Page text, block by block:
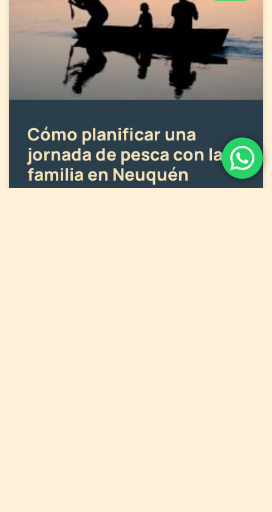
Cómo planificar una
jornada de pesca con la
familia en Neuquén